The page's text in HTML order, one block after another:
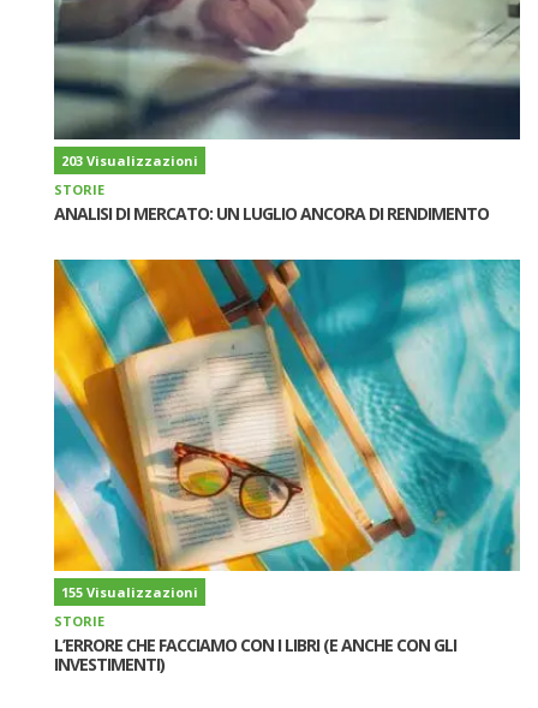
203 Visualizzazioni
STORIE
ANALISI DI MERCATO: UN LUGLIO ANCORA DI RENDIMENTO
155 Visualizzazioni
STORIE
L’ERRORE CHE FACCIAMO CON I LIBRI (E ANCHE CON GLI
INVESTIMENTI)